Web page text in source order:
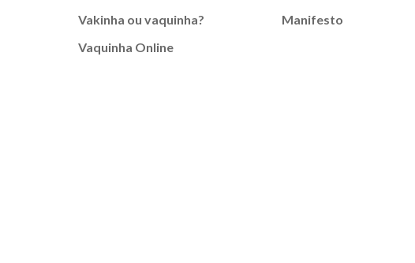
Vakinha ou vaquinha?
Vaquinha Online
Manifesto